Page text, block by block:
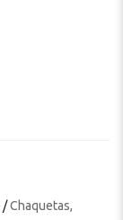
/Chaquetas,